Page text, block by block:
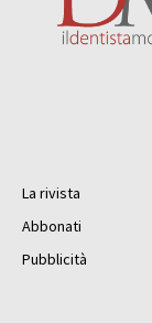
La rivista
Abbonati
Pubblicità